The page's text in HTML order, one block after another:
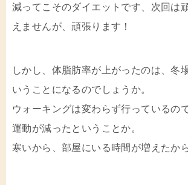
減ってこそのダイエットです、次回は
えませんが、頑張ります！
しかし、体脂肪率が上がったのは、冬
いうことになるのでしょうか。
ウォーキングは変わらず行っているの
運動が減ったということか。
寒いから、部屋にいる時間が増えたか